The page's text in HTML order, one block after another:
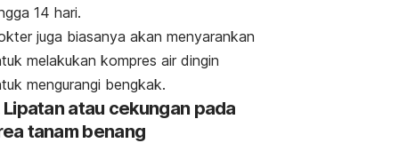
14 hari.
juga biasanya akan menyarankan
melakukan kompres air dingin
mengurangi bengkak.
Lipatan atau cekungan pada
tanam benang